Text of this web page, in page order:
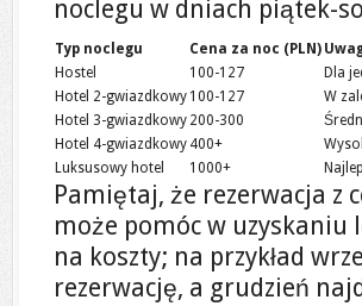
noclegu w dniach piątek-
Typ noclegu Cena za noc (PLN)
Hostel
100-127
Dla
Hotel 2-gwiazdkowy 100-127
W
Hotel 3-gwiazdkowy 200-300
Hotel 4-gwiazdkowy 400+
Luksusowy hotel
1000+
Pamiętaj, że rezerwacja z
może pomóc w uzyskaniu
na koszty; na przykład
rezerwację, a grudzień